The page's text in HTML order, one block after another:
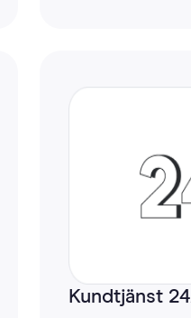
Kundtjänst